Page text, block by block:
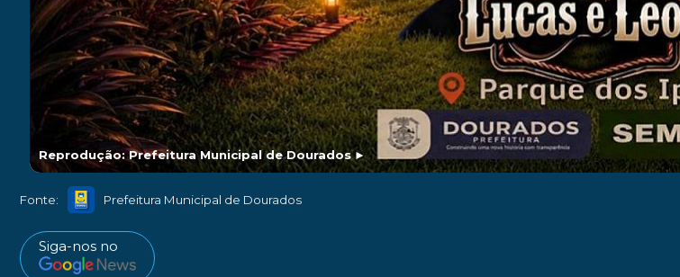
Reprodução: Prefeitura Municipal de Dourados►
Fonte: Prefeitura Municipal de Dourados
Siga-nos no